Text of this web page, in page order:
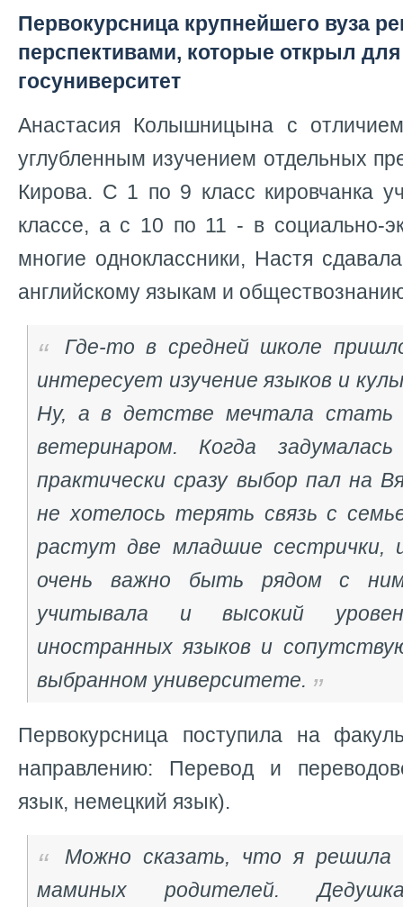
Первокурсница крупнейшего вуза
перспективами, которые открыл
госуниверситет
Анастасия Колышницына с
углубленным изучением отдельных
Кирова. С 1 по 9 класс кировчанка
классе, а с 10 по 11 - в социально-
многие одноклассники, Настя
английскому языкам и
Где-то в средней школе
интересует изучение языков и
Ну, а в детстве мечтала стать
ветеринаром. Когда
практически сразу выбор пал на
не хотелось терять связь с
растут две младшие сестрички,
очень важно быть рядом с
учитывала и высокий
иностранных языков и
выбранном университете.
Первокурсница поступила на
направлению: Перевод и
язык, немецкий язык).
Можно сказать, что я решила
маминых родителей.